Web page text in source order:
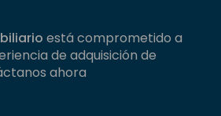
está comprometido a
de adquisición de
ahora